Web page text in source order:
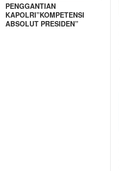
PENGGANTIAN
KAPOLRI”KOMPETENSI
ABSOLUT PRESIDEN”